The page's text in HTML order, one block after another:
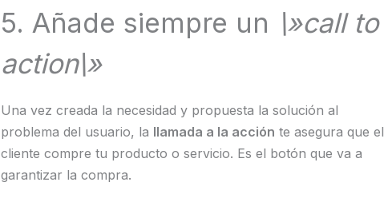
5. Añade siempre un \»call to
action\»
Una vez creada la necesidad y propuesta la solución al
problema del usuario, la llamada a la acción te asegura que el
cliente compre tu producto o servicio. Es el botón que va a
garantizar la compra.